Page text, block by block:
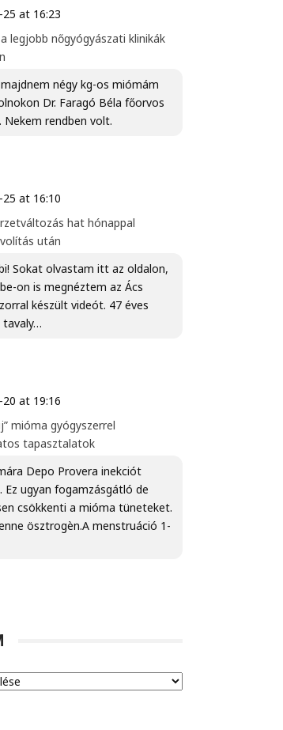
25 at 16:23
a legjobb nőgyógyászati klinikák
négy kg-os miómám
Dr. Faragó Béla főorvos
rendben volt.
25 at 16:10
hat hónappal
után
Sokat olvastam itt az oldalon,
on is megnéztem az Ács
készült videót. 47 éves
tavaly…
20 at 19:16
mióma gyógyszerrel
tapasztalatok
Depo Provera inekciót
Ez ugyan fogamzásgátló de
csökkenti a mióma tüneteket.
ösztrogèn.A menstruáció 1-